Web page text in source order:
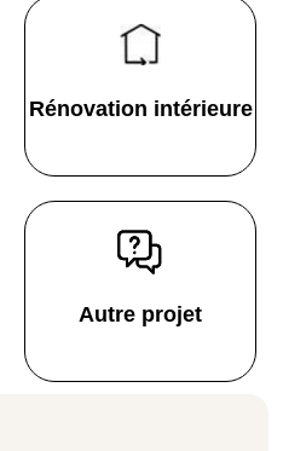
Rénovation intérieure
Autre projet